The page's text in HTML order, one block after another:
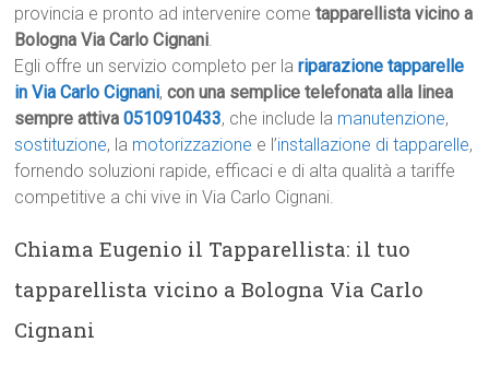
provincia e pronto ad intervenire cometapparellista vicino a
Bologna Via Carlo Cignani.
Egli offre un servizio completo per lariparazione tapparelle
in Via Carlo Cignani, con una semplice telefonata alla linea
sempre attiva0510910433, che include la manutenzione,
sostituzione, la motorizzazione e l’installazione di tapparelle,
fornendo soluzioni rapide, efficaci e di alta qualità a tariffe
competitive a chi vive in Via Carlo Cignani.
Chiama Eugenio il Tapparellista: il tuo
tapparellista vicino a Bologna Via Carlo
Cignani